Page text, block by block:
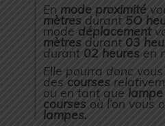
En mode proximité
mètres durant 5O
mode déplacement
mètres durant 03
durant 02 heures en
Elle pourra donc
descourses
ou en tant que
courses où l’on vous
lampes.